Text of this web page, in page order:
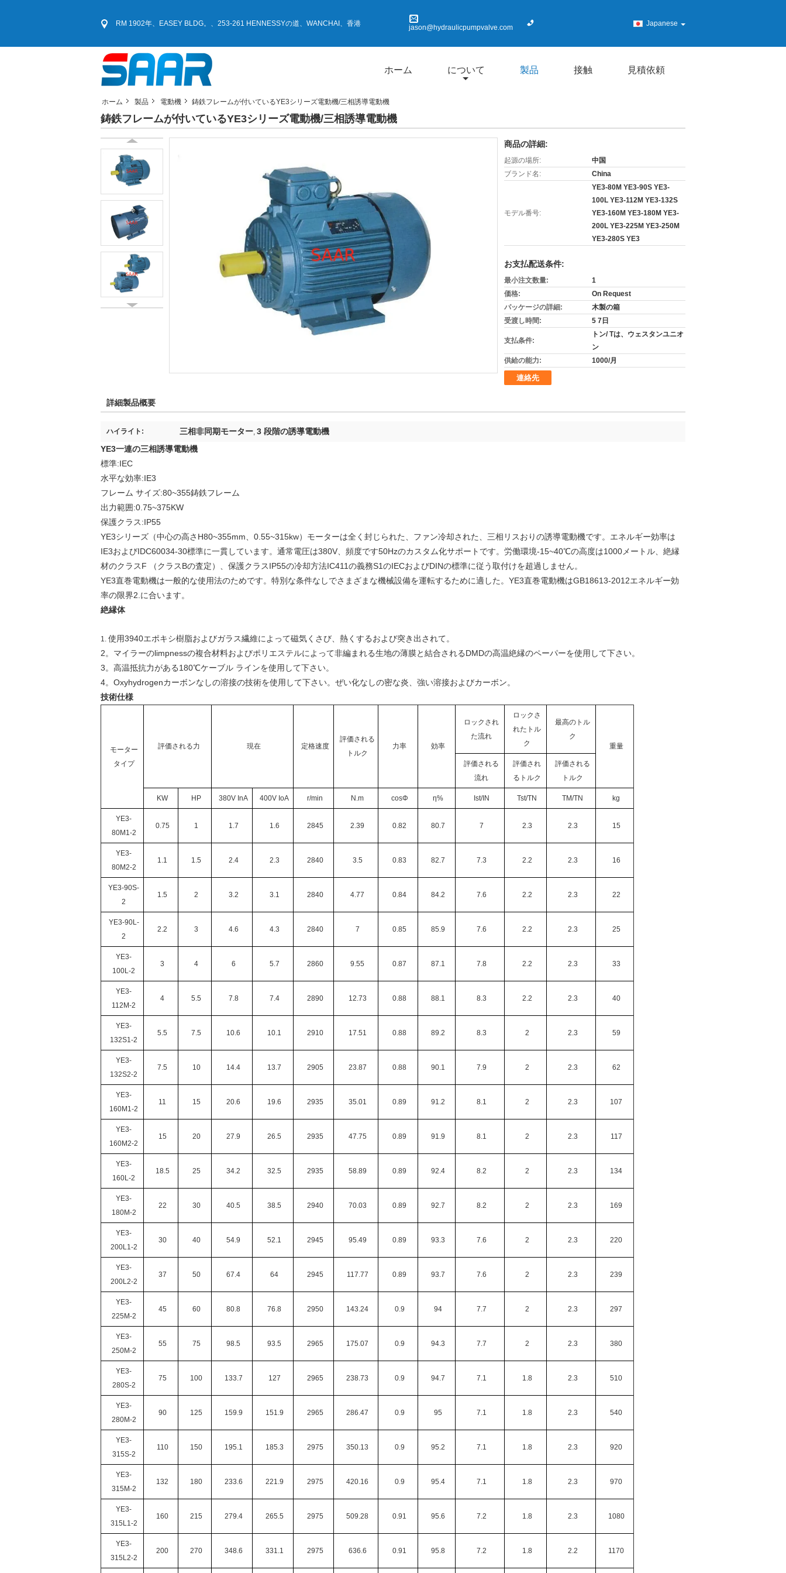
RM 1902年、EASEY BLDG。、253-261 HENNESSYの道、WANCHAI、香港 jason@hydraulicpumpvalve.com Japanese
ホーム について 製品 接触 見積依頼
ホーム 製品 電動機 鋳鉄フレームが付いているYE3シリーズ電動機/三相誘導電動機
鋳鉄フレームが付いているYE3シリーズ電動機/三相誘導電動機
商品の詳細:
起源の場所:
中国
ブランド名:
China
モデル番号:
YE3-80M YE3-90S YE3-
100L YE3-112M YE3-132S
YE3-160M YE3-180M YE3-
200L YE3-225M YE3-250M
YE3-280S YE3
お支払配送条件:
最小注文数量:
1
価格:
On Request
パッケージの詳細:
木製の箱
受渡し時間:
5 7日
支払条件:
トン/ Tは、ウェスタンユニオ
ン
供給の能力:
1000/月
連絡先
詳細製品概要
ハイライト: 三相非同期モーター, 3 段階の誘導電動機
YE3一連の三相誘導電動機
標準:IEC
水平な効率:IE3
フレーム サイズ:80~355鋳鉄フレーム
出力範囲:0.75~375KW
保護クラス:IP55
YE3シリーズ（中心の高さH80~355mm、0.55~315kw）モーターは全く封じられた、ファン冷却された、三相リスおりの誘導電動機です。エネルギー効率は
IE3およびIDC60034-30標準に一貫しています。通常電圧は380V、頻度です50Hzのカスタム化サポートです。労働環境-15~40℃の高度は1000メートル、絶縁
材のクラスF （クラスBの査定）、保護クラスIP55の冷却方法IC411の義務S1のIECおよびDINの標準に従う取付けを超過しません。
YE3直巻電動機は一般的な使用法のためです。特別な条件なしでさまざまな機械設備を運転するために適した。YE3直巻電動機はGB18613-2012エネルギー効
率の限界2.に合います。
絶縁体
1. 使用3940エポキシ樹脂およびガラス繊維によって磁気くさび、熱くするおよび突き出されて。
2。マイラーのlimpnessの複合材料およびポリエステルによって非編まれる生地の薄膜と結合されるDMDの高温絶縁のペーパーを使用して下さい。
3。高温抵抗力がある180℃ケーブル ラインを使用して下さい。
4。Oxyhydrogenカーボンなしの溶接の技術を使用して下さい。ぜい化なしの密な炎、強い溶接およびカーボン。
技術仕様
モーター
タイプ
評価される力 現在 定格速度
評価される
トルク
力率 効率
ロックされ
た流れ
ロックさ
れたトル
ク
最高のトル
ク
重量
評価される
流れ
評価され
るトルク
評価される
トルク
KW HP 380V InA 400V IoA r/min N.m cosΦ η% Ist/IN Tst/TN TM/TN kg
YE3-
80M1-2
0.75 1 1.7 1.6 2845 2.39 0.82 80.7 7 2.3 2.3 15
YE3-
80M2-2
1.1 1.5 2.4 2.3 2840 3.5 0.83 82.7 7.3 2.2 2.3 16
YE3-90S-
2
1.5 2 3.2 3.1 2840 4.77 0.84 84.2 7.6 2.2 2.3 22
YE3-90L-
2
2.2 3 4.6 4.3 2840 7 0.85 85.9 7.6 2.2 2.3 25
YE3-
100L-2
3 4 6 5.7 2860 9.55 0.87 87.1 7.8 2.2 2.3 33
YE3-
112M-2
4 5.5 7.8 7.4 2890 12.73 0.88 88.1 8.3 2.2 2.3 40
YE3-
132S1-2
5.5 7.5 10.6 10.1 2910 17.51 0.88 89.2 8.3 2 2.3 59
YE3-
132S2-2
7.5 10 14.4 13.7 2905 23.87 0.88 90.1 7.9 2 2.3 62
YE3-
160M1-2
11 15 20.6 19.6 2935 35.01 0.89 91.2 8.1 2 2.3 107
YE3-
160M2-2
15 20 27.9 26.5 2935 47.75 0.89 91.9 8.1 2 2.3 117
YE3-
160L-2
18.5 25 34.2 32.5 2935 58.89 0.89 92.4 8.2 2 2.3 134
YE3-
180M-2
22 30 40.5 38.5 2940 70.03 0.89 92.7 8.2 2 2.3 169
YE3-
200L1-2
30 40 54.9 52.1 2945 95.49 0.89 93.3 7.6 2 2.3 220
YE3-
200L2-2
37 50 67.4 64 2945 117.77 0.89 93.7 7.6 2 2.3 239
YE3-
225M-2
45 60 80.8 76.8 2950 143.24 0.9 94 7.7 2 2.3 297
YE3-
250M-2
55 75 98.5 93.5 2965 175.07 0.9 94.3 7.7 2 2.3 380
YE3-
280S-2
75 100 133.7 127 2965 238.73 0.9 94.7 7.1 1.8 2.3 510
YE3-
280M-2
90 125 159.9 151.9 2965 286.47 0.9 95 7.1 1.8 2.3 540
YE3-
315S-2
110 150 195.1 185.3 2975 350.13 0.9 95.2 7.1 1.8 2.3 920
YE3-
315M-2
132 180 233.6 221.9 2975 420.16 0.9 95.4 7.1 1.8 2.3 970
YE3-
315L1-2
160 215 279.4 265.5 2975 509.28 0.91 95.6 7.2 1.8 2.3 1080
YE3-
315L2-2
200 270 348.6 331.1 2975 636.6 0.91 95.8 7.2 1.8 2.2 1170